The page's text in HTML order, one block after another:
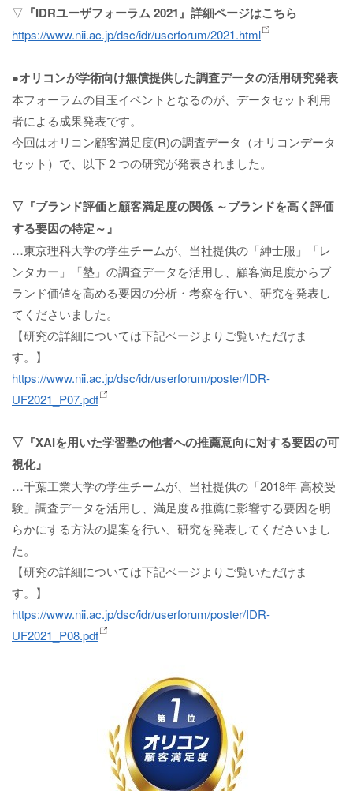
▽ 『IDRユーザフォーラム 2021』詳細ページはこちら
https://www.nii.ac.jp/dsc/idr/userforum/2021.html
●オリコンが学術向け無償提供した調査データの活用研究発表
本フォーラムの目玉イベントとなるのが、データセット利用
者による成果発表です。
今回はオリコン顧客満足度(R)の調査データ（オリコンデータ
セット）で、以下２つの研究が発表されました。
▽『ブランド評価と顧客満足度の関係 ～ブランドを高く評価
する要因の特定～』
…東京理科大学の学生チームが、当社提供の「紳士服」「レ
ンタカー」「塾」の調査データを活用し、顧客満足度からブ
ランド価値を高める要因の分析・考察を行い、研究を発表し
てくださいました。
【研究の詳細については下記ページよりご覧いただけま
す。】
https://www.nii.ac.jp/dsc/idr/userforum/poster/IDR-
UF2021_P07.pdf
▽『XAIを用いた学習塾の他者への推薦意向に対する要因の可
視化』
…千葉工業大学の学生チームが、当社提供の「2018年 高校受
験」調査データを活用し、満足度＆推薦に影響する要因を明
らかにする方法の提案を行い、研究を発表してくださいまし
た。
【研究の詳細については下記ページよりご覧いただけま
す。】
https://www.nii.ac.jp/dsc/idr/userforum/poster/IDR-
UF2021_P08.pdf